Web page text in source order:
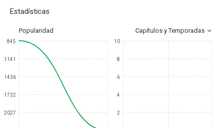
Estadísticas
Popularidad Capítulos y Temporadas
845
1141
1436
1732
2027
10
8
6
4
2